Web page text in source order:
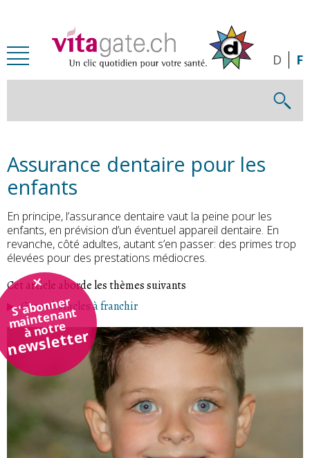
S'abonner
maintenant
à notre
newsletter
D F
Assurance dentaire pour les
enfants
En principe, l’assurance dentaire vaut la peine pour les
enfants, en prévision d’un éventuel appareil dentaire. En
revanche, côté adultes, autant s’en passer: des primes trop
élevées pour des prestations médiocres.
Cet article aborde les thèmes suivants
Gros obstacles à franchir